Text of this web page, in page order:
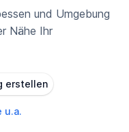
und Umgebung
Nähe Ihr
erstellen
u.a.